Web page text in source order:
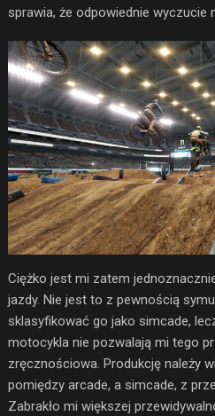
sprawia, że odpowiednie wyczucie
Ciężko jest mi zatem
jazdy. Nie jest to z pewnością
sklasyfikować go jako simcade,
motocykla nie pozwalają mi tego
zręcznościowa. Produkcję należy
pomiędzy arcade, a simcade, z
Zabrakło mi większej